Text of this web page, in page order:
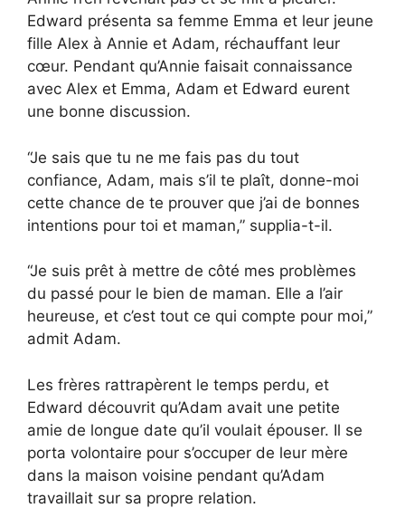
Edward présenta sa femme Emma et leur jeune
fille Alex à Annie et Adam, réchauffant leur
cœur. Pendant qu’Annie faisait connaissance
avec Alex et Emma, Adam et Edward eurent
une bonne discussion.
“Je sais que tu ne me fais pas du tout
confiance, Adam, mais s’il te plaît, donne-moi
cette chance de te prouver que j’ai de bonnes
intentions pour toi et maman,” supplia-t-il.
“Je suis prêt à mettre de côté mes problèmes
du passé pour le bien de maman. Elle a l’air
heureuse, et c’est tout ce qui compte pour moi,”
admit Adam.
Les frères rattrapèrent le temps perdu, et
Edward découvrit qu’Adam avait une petite
amie de longue date qu’il voulait épouser. Il se
porta volontaire pour s’occuper de leur mère
dans la maison voisine pendant qu’Adam
travaillait sur sa propre relation.